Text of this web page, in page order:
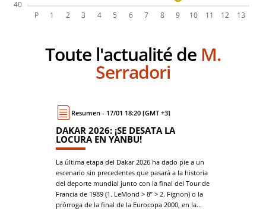
Toute l'actualité de M.
Serradori
Resumen - 17/01 18:20 [GMT +3]
DAKAR 2026: ¡SE DESATA LA
LOCURA EN YANBU!
La última etapa del Dakar 2026 ha dado pie a un
escenario sin precedentes que pasará a la historia
del deporte mundial junto con la final del Tour de
Francia de 1989 (1. LeMond > 8’’ > 2. Fignon) o la
prórroga de la final de la Eurocopa 2000, en la...